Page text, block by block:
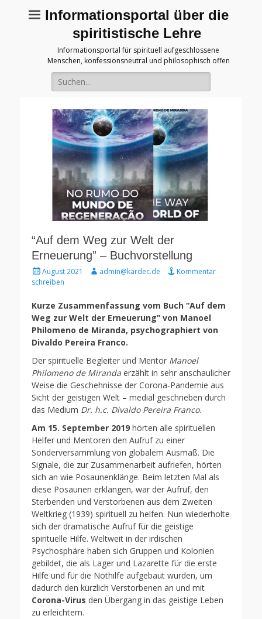
Informationsportal über die
spiritistische Lehre
Informationsportal für spirituell aufgeschlossene
Menschen, konfessionsneutral und philosophisch offen
Suche
für:
“Auf dem Weg zur Welt der
Erneuerung” – Buchvorstellung
Gepostet
am
August 2021 Autoradmin@kardec.de
Kommentar
schreiben
Kurze Zusammenfassung vom Buch “Auf dem
Weg zur Welt der Erneuerung” von Manoel
Philomeno de Miranda, psychographiert von
Divaldo Pereira Franco.
Der spirituelle Begleiter und Mentor Manoel
Philomeno de Miranda erzählt in sehr anschaulicher
Weise die Geschehnisse der Corona-Pandemie aus
Sicht der geistigen Welt – medial geschrieben durch
das Medium Dr. h.c. Divaldo Pereira Franco.
Am 15. September 2019 hörten alle spirituellen
Helfer und Mentoren den Aufruf zu einer
Sonderversammlung von globalem Ausmaß. Die
Signale, die zur Zusammenarbeit aufriefen, hörten
sich an wie Posaunenklänge. Beim letzten Mal als
diese Posaunen erklangen, war der Aufruf, den
Sterbenden und Verstorbenen aus dem Zweiten
Weltkrieg (1939) spirituell zu helfen. Nun wiederholte
sich der dramatische Aufruf für die geistige
spirituelle Hilfe. Weltweit in der irdischen
Psychosphäre haben sich Gruppen und Kolonien
gebildet, die als Lager und Lazarette für die erste
Hilfe und für die Nothilfe aufgebaut wurden, um
dadurch den kürzlich Verstorbenen an und mit
Corona-Virus den Übergang in das geistige Leben
zu erleichtern.